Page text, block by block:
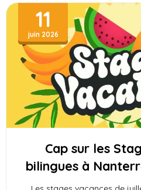
Cap sur les
bilingues à
11
juin 2026